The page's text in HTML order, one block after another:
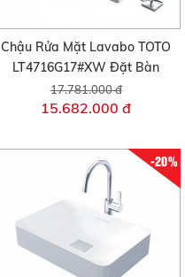
Chậu Rửa Mặt Lavabo TOTO
LT4716G17#XW Đặt Bàn
17.781.000 đ
15.682.000 đ
-20%